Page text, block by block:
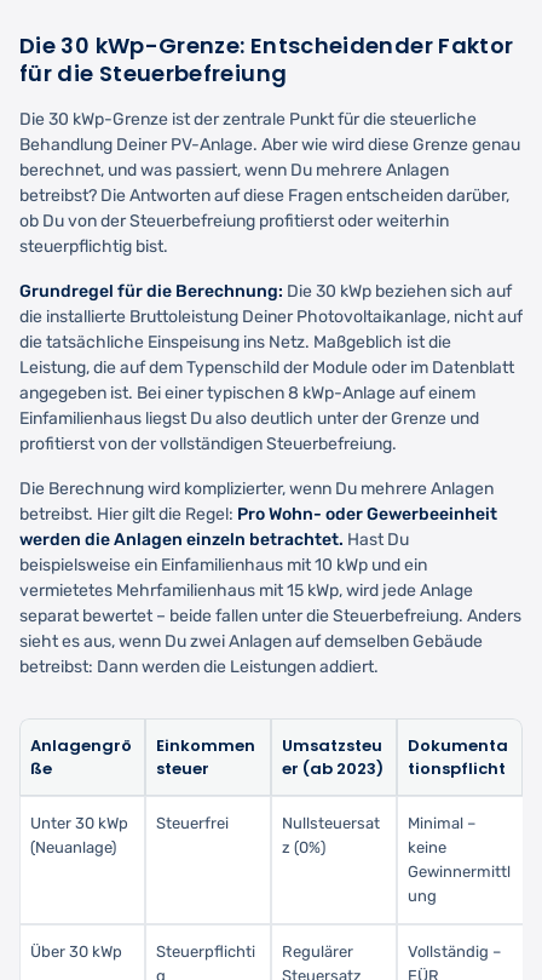
Die 30 kWp-Grenze: Entscheidender Faktor
für die Steuerbefreiung
Die 30 kWp-Grenze ist der zentrale Punkt für die steuerliche
Behandlung Deiner PV-Anlage. Aber wie wird diese Grenze genau
berechnet, und was passiert, wenn Du mehrere Anlagen
betreibst? Die Antworten auf diese Fragen entscheiden darüber,
ob Du von der Steuerbefreiung profitierst oder weiterhin
steuerpflichtig bist.
Grundregel für die Berechnung: Die 30 kWp beziehen sich auf
die installierte Bruttoleistung Deiner Photovoltaikanlage, nicht auf
die tatsächliche Einspeisung ins Netz. Maßgeblich ist die
Leistung, die auf dem Typenschild der Module oder im Datenblatt
angegeben ist. Bei einer typischen 8 kWp-Anlage auf einem
Einfamilienhaus liegst Du also deutlich unter der Grenze und
profitierst von der vollständigen Steuerbefreiung.
Die Berechnung wird komplizierter, wenn Du mehrere Anlagen
betreibst. Hier gilt die Regel: Pro Wohn- oder Gewerbeeinheit
werden die Anlagen einzeln betrachtet. Hast Du
beispielsweise ein Einfamilienhaus mit 10 kWp und ein
vermietetes Mehrfamilienhaus mit 15 kWp, wird jede Anlage
separat bewertet – beide fallen unter die Steuerbefreiung. Anders
sieht es aus, wenn Du zwei Anlagen auf demselben Gebäude
betreibst: Dann werden die Leistungen addiert.
Anlagengrö
ße
Einkommen
steuer
Umsatzsteu
er (ab 2023)
Dokumenta
tionspflicht
Unter 30 kWp
(Neuanlage)
Steuerfrei
Nullsteuersat
z (0%)
Minimal –
keine
Gewinnermittl
ung
Über 30 kWp
Steuerpflichti
g
Regulärer
Steuersatz
Vollständig –
EÜR